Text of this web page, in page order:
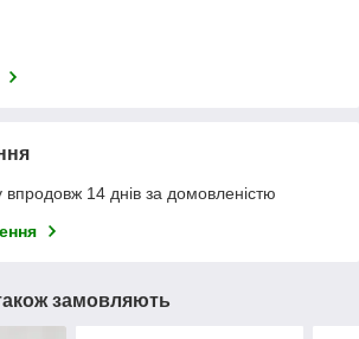
14 днів за домовленістю
замовляють